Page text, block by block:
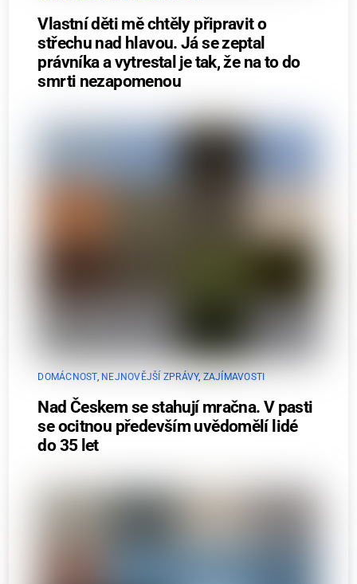
Vlastní děti mě chtěly připravit o
střechu nad hlavou. Já se zeptal
právníka a vytrestal je tak, že na to do
smrti nezapomenou
DOMÁCNOST, NEJNOVĚJŠÍ ZPRÁVY, ZAJÍMAVOSTI
Nad Českem se stahují mračna. V pasti
se ocitnou především uvědomělí lidé
do 35 let